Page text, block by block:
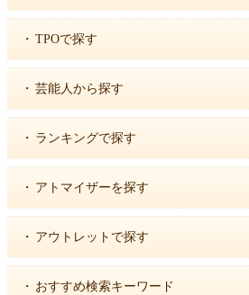
・ TPOで探す
・ 芸能人から探す
・ ランキングで探す
・ アトマイザーを探す
・ アウトレットで探す
・ おすすめ検索キーワード